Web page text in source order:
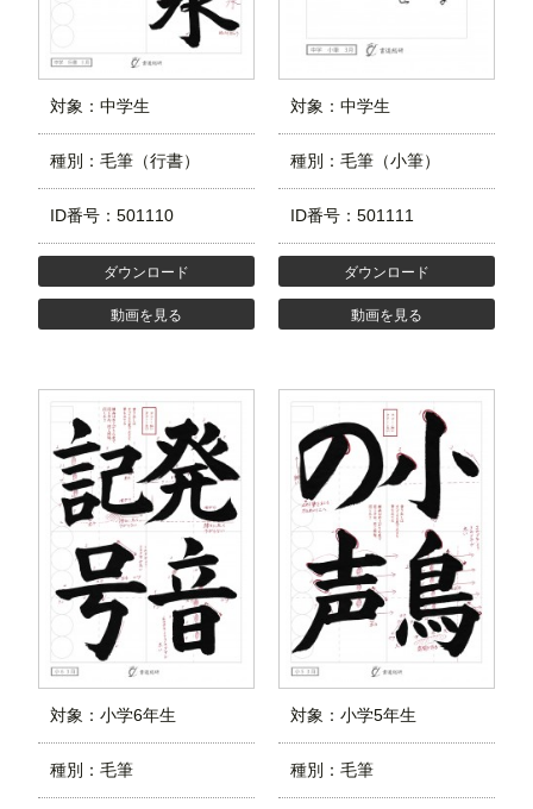
対象：中学生
種別：毛筆（行書）
ID番号：501110
ダウンロード
動画を見る
対象：中学生
種別：毛筆（小筆）
ID番号：501111
ダウンロード
動画を見る
対象：小学6年生
種別：毛筆
対象：小学5年生
種別：毛筆